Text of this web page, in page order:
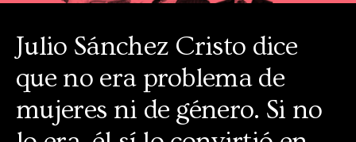
Julio Sánchez Cristo dice
que no era problema de
mujeres ni de género. Si no